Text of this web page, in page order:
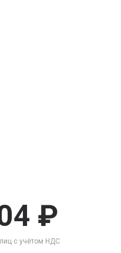
₽
с учётом НДС